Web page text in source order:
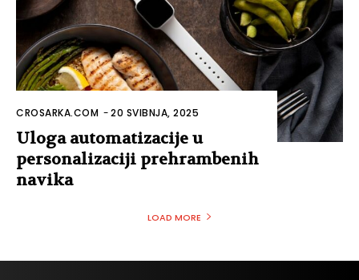
CROSARKA.COM -20 SVIBNJA, 2025
Uloga automatizacije u
personalizaciji prehrambenih
navika
LOAD MORE